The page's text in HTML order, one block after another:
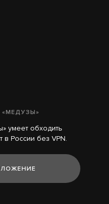
умеет обходить
в России без VPN.